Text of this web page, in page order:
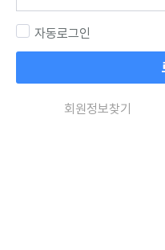
자동로그인
회원정보찾기